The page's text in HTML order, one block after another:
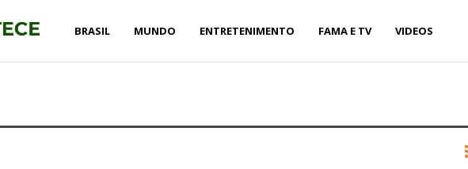
BRASIL MUNDO ENTRETENIMENTO FAMA E TV VIDEOS